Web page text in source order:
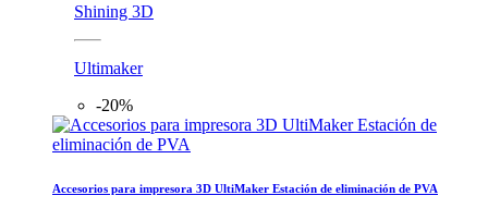
Shining 3D
Ultimaker
-20%
Accesorios para impresora 3D UltiMaker Estación de eliminación de PVA